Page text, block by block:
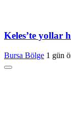
Keles’te yollar
Bursa Bölge 1 gün